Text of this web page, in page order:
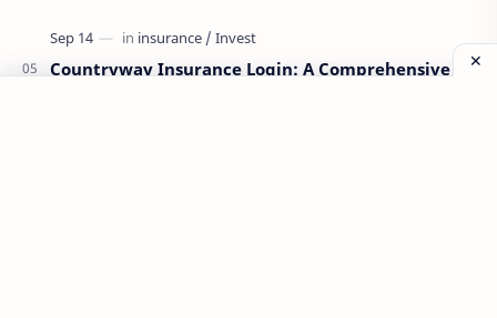
Countryway Insurance Login: A Comprehensive